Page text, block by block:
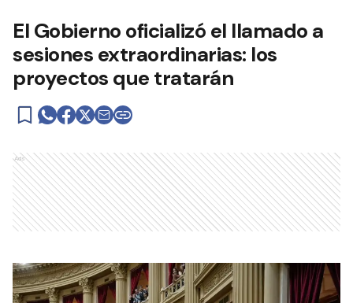
El Gobierno oficializó el llamado a
sesiones extraordinarias: los
proyectos que tratarán
Ads